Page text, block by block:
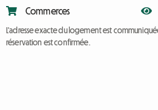
Commerces
L'adresse exacte du logement est
réservation est confirmée.